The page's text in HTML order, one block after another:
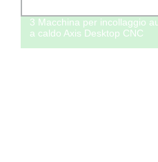
3 Macchina per incollaggio
a caldo Axis Desktop CNC